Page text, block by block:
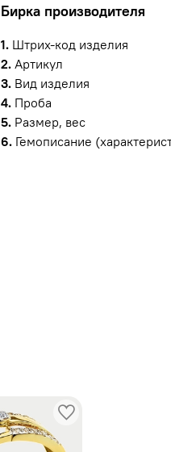
Бирка производителя
1.Штрих-код изделия
2.Артикул
3.Вид изделия
4.Проба
5.Размер, вес
6.Гемописание